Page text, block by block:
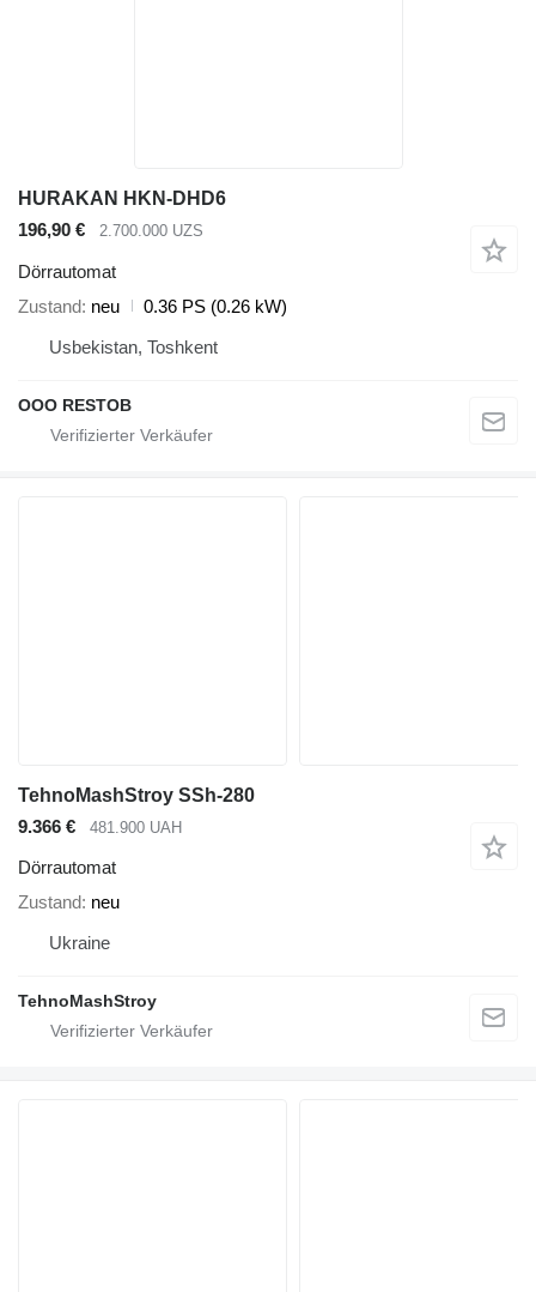
HURAKAN HKN-DHD6
196,90 €
2.700.000 UZS
Dörrautomat
Zustand neu
0.36 PS (0.26 kW)
Usbekistan, Toshkent
OOO RESTOB
TehnoMashStroy SSh-280
9.366 €
481.900 UAH
Dörrautomat
Zustand neu
Ukraine
TehnoMashStroy